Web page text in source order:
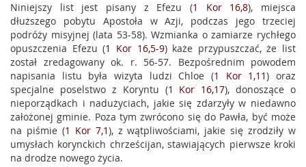
Niniejszy list jest pisany z Efezu (1 Kor 16,8), miejsca
dłuższego pobytu Apostoła w Azji, podczas jego trzeciej
podróży misyjnej (lata 53-58). Wzmianka o zamiarze rychłego
opuszczenia Efezu (1 Kor 16,5-9) każe przypuszczać, że list
został zredagowany ok. r. 56-57. Bezpośrednim powodem
napisania listu była wizyta ludzi Chloe (1 Kor 1,11) oraz
specjalne poselstwo z Koryntu (1 Kor 16,17), donoszące o
nieporządkach i nadużyciach, jakie się zdarzyły w niedawno
założonej gminie. Poza tym zwrócono się do Pawła, być może
na piśmie (1 Kor 7,1), z wątpliwościami, jakie się zrodziły w
umysłach korynckich chrześcijan, stawiających pierwsze kroki
na drodze nowego życia.